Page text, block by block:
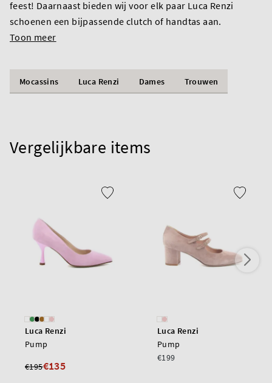
feest! Daarnaast bieden wij voor elk paar Luca Renzi
schoenen een bijpassende clutch of handtas aan.
Toon meer
Mocassins Luca Renzi Dames Trouwen
Vergelijkbare items
Luca Renzi
Pump
€195€135
Luca Renzi
Pump
€199